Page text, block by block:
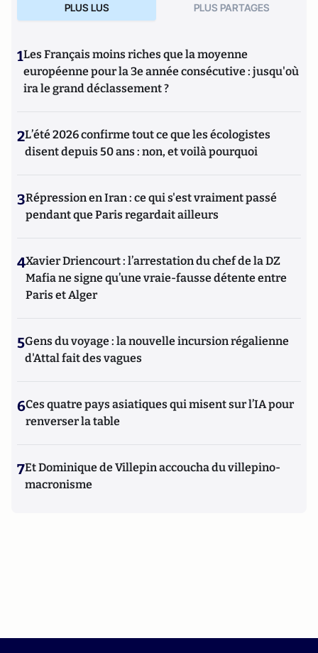
PLUS LUS PLUS PARTAGES
1Les Français moins riches que la moyenne
européenne pour la 3e année consécutive : jusqu'où
ira le grand déclassement ?
2L’été 2026 confirme tout ce que les écologistes
disent depuis 50 ans : non, et voilà pourquoi
3Répression en Iran : ce qui s'est vraiment passé
pendant que Paris regardait ailleurs
4Xavier Driencourt : l’arrestation du chef de la DZ
Mafia ne signe qu’une vraie-fausse détente entre
Paris et Alger
5Gens du voyage : la nouvelle incursion régalienne
d'Attal fait des vagues
6Ces quatre pays asiatiques qui misent sur l’IA pour
renverser la table
7Et Dominique de Villepin accoucha du villepino-
macronisme